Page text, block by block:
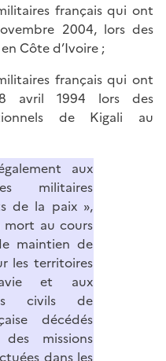
français qui ont
2004, lors des
Côte d’Ivoire ;
français qui ont
avril 1994 lors des
de Kigali au
aux
militaires
de la paix »,
au cours
maintien de
les territoires
et aux
civils de
décédés
missions
dans les